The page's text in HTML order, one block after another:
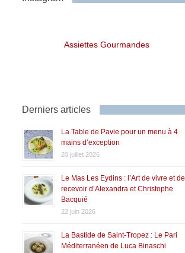
Assiettes Gourmandes
Derniers articles
La Table de Pavie pour un menu à 4
mains d’exception
20 juillet 2026
Le Mas Les Eydins : l’Art de vivre et de
recevoir d’Alexandra et Christophe
Bacquié
22 juin 2026
La Bastide de Saint-Tropez : Le Pari
Méditerranéen de Luca Binaschi